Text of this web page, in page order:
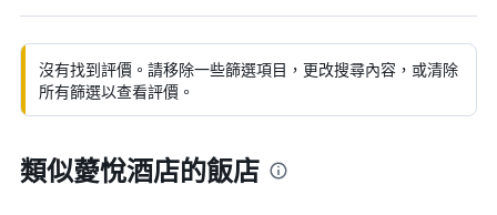
沒有找到評價。請移除一些篩選項目，更改搜尋內容，或清除
所有篩選以查看評價。
類似薆悅酒店的飯店